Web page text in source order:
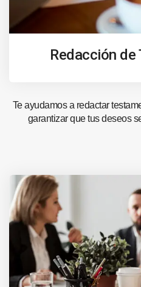
Redacción
Te ayudamos a redactar
garantizar que tus deseos